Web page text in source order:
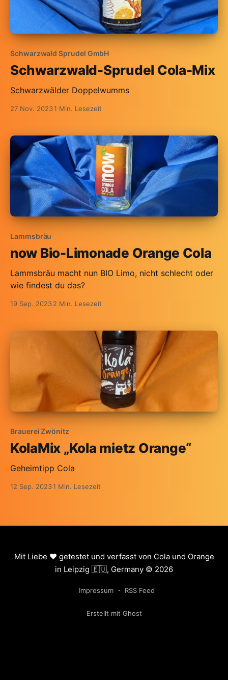
Schwarzwald Sprudel GmbH
Schwarzwald-Sprudel Cola-Mix
Schwarzwälder Doppelwumms
27 Nov. 20231 Min. Lesezeit
Lammsbräu
now Bio-Limonade Orange Cola
Lammsbräu macht nun BIO Limo, nicht schlecht oder
wie findest du das?
19 Sep. 20232 Min. Lesezeit
Brauerei Zwönitz
KolaMix „Kola mietz Orange“
Geheimtipp Cola
12 Sep. 20231 Min. Lesezeit
Mit Liebe ❤️ getestet und verfasst von Cola und Orange
in Leipzig 🇪🇺, Germany © 2026
Impressum RSS Feed
Erstellt mit Ghost